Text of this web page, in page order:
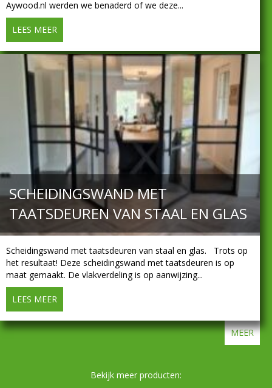
Aywood.nl werden we benaderd of we deze...
LEES MEER
SCHEIDINGSWAND MET
TAATSDEUREN VAN STAAL EN GLAS
Scheidingswand met taatsdeuren van staal en glas. Trots op
het resultaat! Deze scheidingswand met taatsdeuren is op
maat gemaakt. De vlakverdeling is op aanwijzing...
LEES MEER
MEER
Bekijk meer producten: